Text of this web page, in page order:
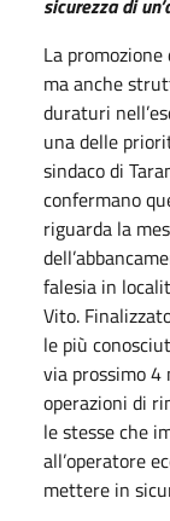
La
ma anche
duraturi
una delle
sindaco di
confermano
riguarda la
falesia in
Vito.
le più
via prossimo 4
operazioni di
le stesse che
all’operatore
mettere in